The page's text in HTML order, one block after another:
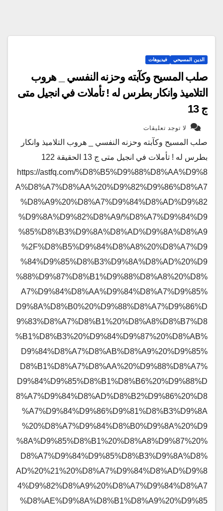
الدين المسيحي فيديوهات
صلب المسيح وكآبته وحزنه النفسي _ هروب
التلاميذ وانكار بطرس له ! تأملات في انجيل متى
ج 13
لا توجد تعليقات
صلب المسيح وكآبته وحزنه النفسي _ هروب التلاميذ وانكار
بطرس له ! تأملات في انجيل متى ج 13 الحقيقة 122
https://astfq.com/%D8%B5%D9%88%D8%AA%D9%8
A%D8%A7%D8%AA%20%D9%82%D9%86%D8%A7
%D8%A9%20%D8%A7%D9%84%D8%AD%D9%82
%D9%8A%D9%82%D8%A9/%D8%A7%D9%84%D9
%85%D8%B3%D9%8A%D8%AD%D9%8A%D8%A9
%2F%D8%B5%D9%84%D8%A8%20%D8%A7%D9
%84%D9%85%D8%B3%D9%8A%D8%AD%20%D9
%88%D9%87%D8%B1%D9%88%D8%A8%20%D8%
A7%D9%84%D8%AA%D9%84%D8%A7%D9%85%
D9%8A%D8%B0%20%D9%88%D8%A7%D9%86%D
9%83%D8%A7%D8%B1%20%D8%A8%D8%B7%D8
%B1%D8%B3%20%D9%84%D9%87%20%D8%AB%
D9%84%D8%A7%D8%AB%D8%A9%20%D9%85%
D8%B1%D8%A7%D8%AA%20%D9%88%D8%A7%
D9%84%D9%85%D8%B1%D8%B6%20%D9%88%D
8%A7%D9%84%D8%AD%D8%B2%D9%86%20%D8
%A7%D9%84%D9%86%D9%81%D8%B3%D9%8A
%20%D8%A7%D9%84%D8%B0%D9%8A%20%D9
%8A%D9%85%D8%B1%20%D8%A8%D9%87%20%
D8%A7%D9%84%D9%85%D8%B3%D9%8A%D8%
AD%20%21%20%D8%A7%D9%84%D8%AD%D9%8
4%D9%82%D8%A9%20%D8%A7%D9%84%D8%A7
%D8%AE%D9%8A%D8%B1%D8%A9%20%D9%85